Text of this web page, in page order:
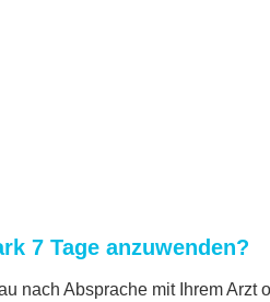
7 Tage anzuwenden?
nach Absprache mit Ihrem